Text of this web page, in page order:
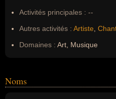
Activités principales : --
Autres activités : Artiste
Domaines : Art, Musique
Noms